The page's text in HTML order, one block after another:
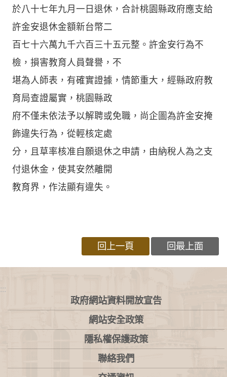
於八十七年九月一日退休，合計桃園縣政府應支給
許金安退休金額新台幣二
百七十六萬九千六百三十五元整。許金安行為不
檢，損害教育人員聲譽，不
堪為人師表，有確實證據，情節重大，經縣政府教
育局查證屬實，桃園縣政
府不僅未依法予以解聘或免職，尚企圖為許金安掩
飾違失行為，從輕核定處
分，且草率核准自願退休之申請，由納稅人為之支
付退休金，使其安然離開
教育界，作法顯有違失。
回上一頁 回最上面
:::
政府網站資料開放宣告
網站安全政策
隱私權保護政策
聯絡我們